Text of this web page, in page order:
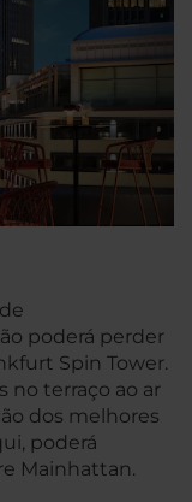
poderá perder
Spin Tower.
no terraço ao ar
dos melhores
poderá
Mainhattan.